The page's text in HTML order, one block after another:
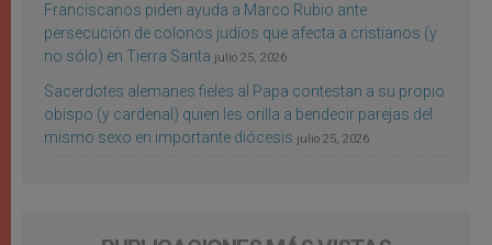
Franciscanos piden ayuda a Marco Rubio ante
persecución de colonos judíos que afecta a cristianos (y
no sólo) en Tierra Santa julio 25, 2026
Sacerdotes alemanes fieles al Papa contestan a su propio
obispo (y cardenal) quien les orilla a bendecir parejas del
mismo sexo en importante diócesis julio 25, 2026